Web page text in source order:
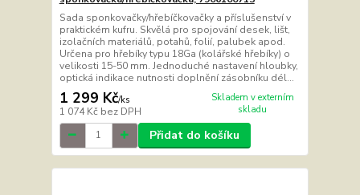
Sada sponkovačky/hřebíčkovačky a příslušenství v
praktickém kufru. Skvělá pro spojování desek, lišt,
izolačních materiálů, potahů, folií, palubek apod.
Určena pro hřebíky typu 18Ga (kolářské hřebíky) o
velikosti 15-50 mm. Jednoduché nastavení hloubky,
optická indikace nutnosti doplnění zásobníku dél...
1 299 Kč/ks
1 074 Kč bez DPH
Skladem v externím
skladu
Přidat do košíku